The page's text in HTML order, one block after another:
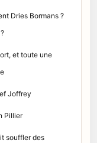
Dries Bormans ?
et toute une
Joffrey
Pillier
souffler des